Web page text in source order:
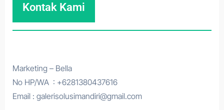
Kontak Kami
Marketing – Bella
No HP/WA : +6281380437616
Email : galerisolusimandiri@gmail.com